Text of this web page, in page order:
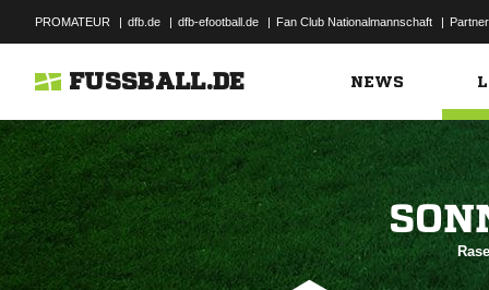
PROMATEUR | dfb.de | dfb-efootball.de | Fan Club Nationalmannschaft | Partner
FUSSBALL.DE NEWS